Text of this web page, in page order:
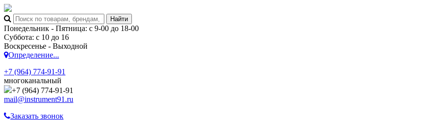
Понедельник - Пятница: с 9-00 до 18-00
Суббота: с 10 до 16
Воскресенье - Выходной
Определение...
+7 (964) 774-91-91
многоканальный
+7 (964) 774-91-91
mail@instrument91.ru
Заказать звонок